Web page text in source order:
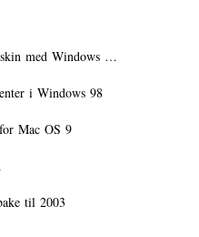
med Windows …
i Windows 98
Mac OS 9
til 2003